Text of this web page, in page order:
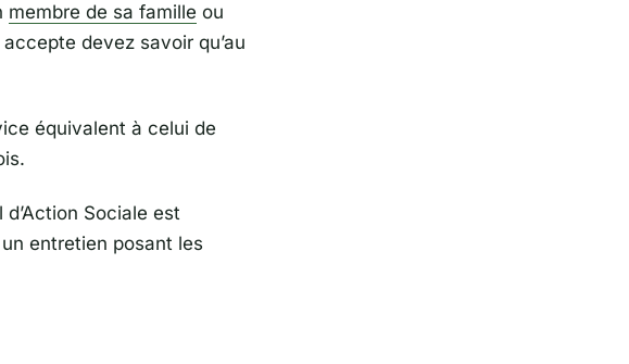
membre de sa famille ou
devez savoir qu’au
équivalent à celui de
Sociale est
entretien posant les